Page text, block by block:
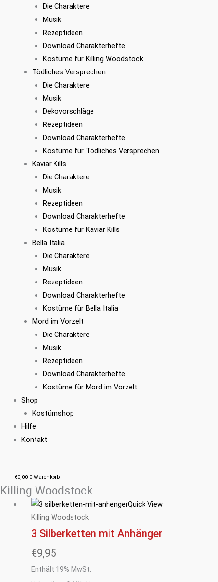
Die Charaktere
Musik
Rezeptideen
Download Charakterhefte
Kostüme für Killing Woodstock
Tödliches Versprechen
Die Charaktere
Musik
Dekovorschläge
Rezeptideen
Download Charakterhefte
Kostüme für Tödliches Versprechen
Kaviar Kills
Die Charaktere
Musik
Rezeptideen
Download Charakterhefte
Kostüme für Kaviar Kills
Bella Italia
Die Charaktere
Musik
Rezeptideen
Download Charakterhefte
Kostüme für Bella Italia
Mord im Vorzelt
Die Charaktere
Musik
Rezeptideen
Download Charakterhefte
Kostüme für Mord im Vorzelt
Shop
Kostümshop
Hilfe
Kontakt
€0,00 0 Warenkorb
Killing Woodstock
Quick View
Killing Woodstock
3 Silberketten mit Anhänger
€9,95
Enthält 19% MwSt.